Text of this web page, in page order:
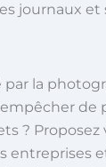
journaux et
par la
de
? Proposez
entreprises